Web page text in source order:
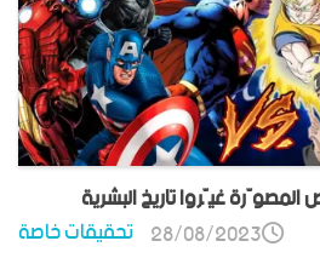
غيّروا تاريخ البشرية
تحقيقات خاصة 28/08/2023